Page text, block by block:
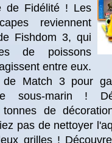
de Fidélité ! Les
reviennent
Fishdom 3, qui
de poissons
entre eux.
de Match 3 pour
sous-marin !
de
pas de nettoyer
grilles !